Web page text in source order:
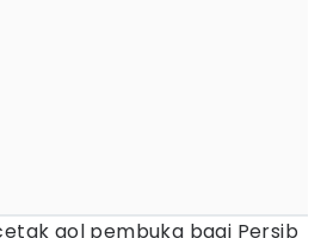
gol pembuka bagi Persib